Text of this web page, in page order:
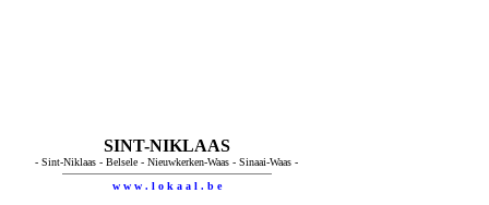
SINT-NIKLAAS
- Sint-Niklaas - Belsele - Nieuwkerken-Waas - Sinaai-Waas -
w w w . l o k a a l . b e